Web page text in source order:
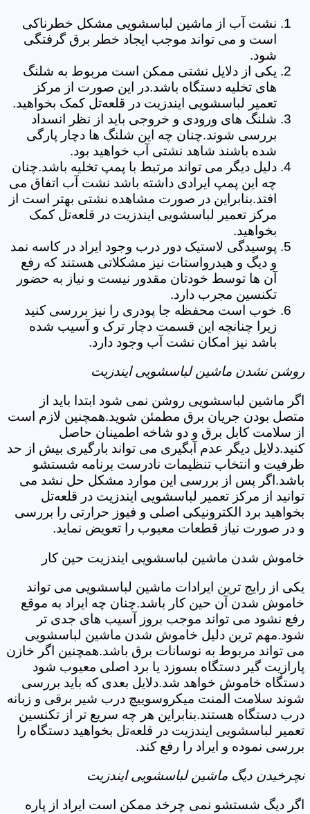
نشت آب از ماشین لباسشویی مشکل خطرناکی
است و می تواند موجب ایجاد خطر برق گرفتگی
شود.
یکی از دلایل نشتی ممکن است مربوط به شلنگ
های تخلیه دستگاه باشد.در این صورت از مرکز
تعمیر لباسشویی ایندزیت در قلعه‌تل کمک بخواهید.
شلنگ های ورودی و خروجی باید از نظر انسداد
بررسی شوند.چنان چه این شلنگ ها دچار پارگی
شده باشند شاهد نشتی آب خواهید بود.
دلیل دیگر می تواند مرتبط با پمپ تخلیه باشد.چنان
چه این پمپ ایرادی داشته باشد نشت آب اتفاق می
افتد.بنابراین در صورت مشاهده نشتی بهتر است از
مرکز تعمیر لباسشویی ایندزیت در قلعه‌تل کمک
بخواهید.
پوسیدگی لاستیک دور درب وجود ایراد در کاسه نمد
و دیگ و هیدرواستات نیز مشکلاتی هستند که رفع
آن ها توسط خودتان مقدور نیست و نیاز به حضور
تکنسین مجرب دارد.
خوب است محفظه جا پودری را نیز بررسی کنید
زیرا چنانچه این قسمت دچار ترک و آسیب شده
باشد نیز امکان نشت آب وجود دارد.
روشن نشدن ماشین لباسشویی ایندزیت
اگر ماشین لباسشویی روشن نمی شود ابتدا باید از
متصل بودن جریان برق مطمئن شوید.همچنین لازم است
از سلامت کابل برق و دو شاخه اطمینان حاصل
کنید.دلایل دیگر عدم آبگیری می تواند بارگیری بیش از حد
ظرفیت و انتخاب تنظیمات نادرست برنامه شستشو
باشد.اگر پس از بررسی این موارد مشکل حل نشد می
توانید از مرکز تعمیر لباسشویی ایندزیت در قلعه‌تل
بخواهید برد الکترونیکی اصلی و فیوز حرارتی را بررسی
و در صورت نیاز قطعات معیوب را تعویض نماید.
خاموش شدن ماشین لباسشویی ایندزیت حین کار
یکی از رایج ترین ایرادات ماشین لباسشویی می تواند
خاموش شدن آن حین کار باشد.چنان چه ایراد به موقع
رفع نشود می تواند موجب بروز آسیب های جدی تر
شود.مهم ترین دلیل خاموش شدن ماشین لباسشویی
می تواند مربوط به نوسانات برق باشد.همچنین اگر خازن
پارازیت گیر دستگاه بسوزد یا برد اصلی معیوب شود
دستگاه خاموش خواهد شد.دلایل بعدی که باید بررسی
شوند سلامت المنت میکروسوییچ درب شیر برقی و زبانه
درب دستگاه هستند.بنابراین هر چه سریع تر از تکنسین
تعمیر لباسشویی ایندزیت در قلعه‌تل بخواهید دستگاه را
بررسی نموده و ایراد را رفع کند.
نچرخیدن دیگ ماشین لباسشویی ایندزیت
اگر دیگ شستشو نمی چرخد ممکن است ایراد از پاره